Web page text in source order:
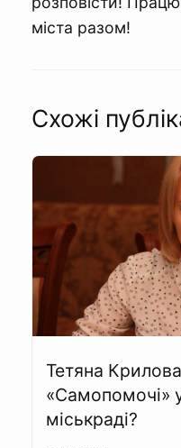
міста разом!
Схожі
Тетяна
«Самопомочі»
міськраді?